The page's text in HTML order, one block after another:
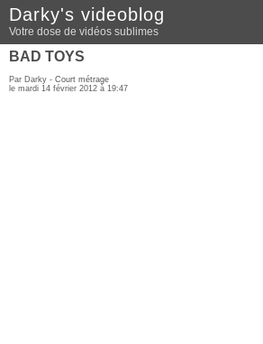
Darky's videoblog
Votre dose de vidéos sublimes
BAD TOYS
Par Darky - Court métrage
le mardi 14 février 2012 à 19:47